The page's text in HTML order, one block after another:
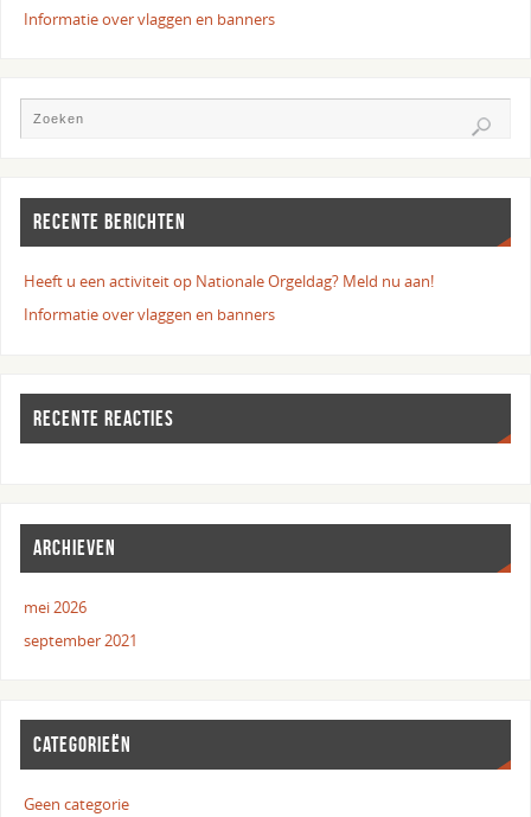
Informatie over vlaggen en banners
RECENTE BERICHTEN
Heeft u een activiteit op Nationale Orgeldag? Meld nu aan!
Informatie over vlaggen en banners
RECENTE REACTIES
ARCHIEVEN
mei 2026
september 2021
CATEGORIEËN
Geen categorie